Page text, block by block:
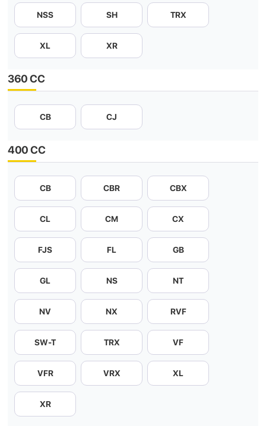
NSS SH TRX
XL XR
360 CC
CB CJ
400 CC
CB CBR CBX
CL CM CX
FJS FL GB
GL NS NT
NV NX RVF
SW-T TRX VF
VFR VRX XL
XR